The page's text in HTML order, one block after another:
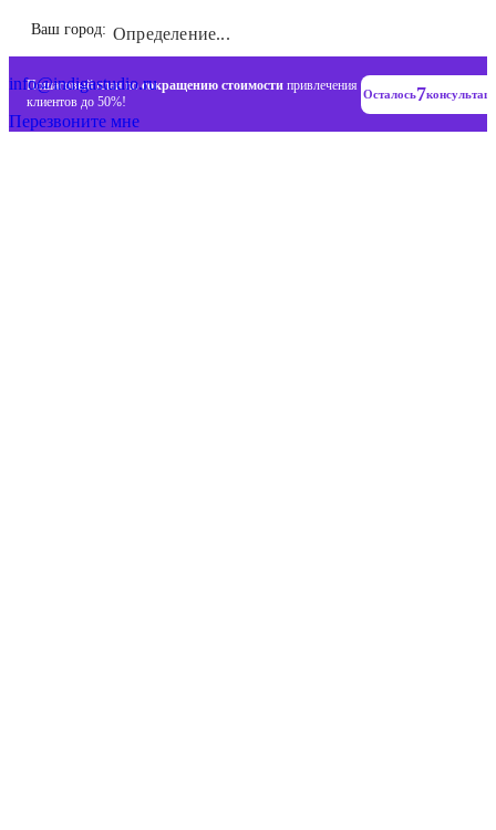
Ваш город: Определение...
Пошаговый план посокращению стоимости привлечения
клиентов до 50%!
Осталось7
+7 (993) 477-18-57
info@indigastudio.ru
Перезвоните мне